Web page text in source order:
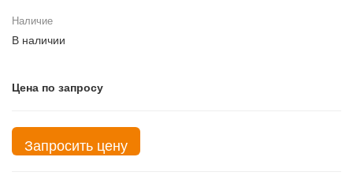
Наличие
В наличии
Цена по запросу
Запросить цену